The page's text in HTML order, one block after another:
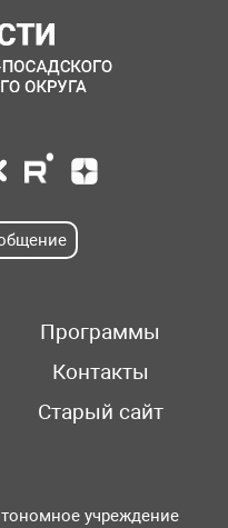
Программы
Контакты
Старый сайт
учреждение